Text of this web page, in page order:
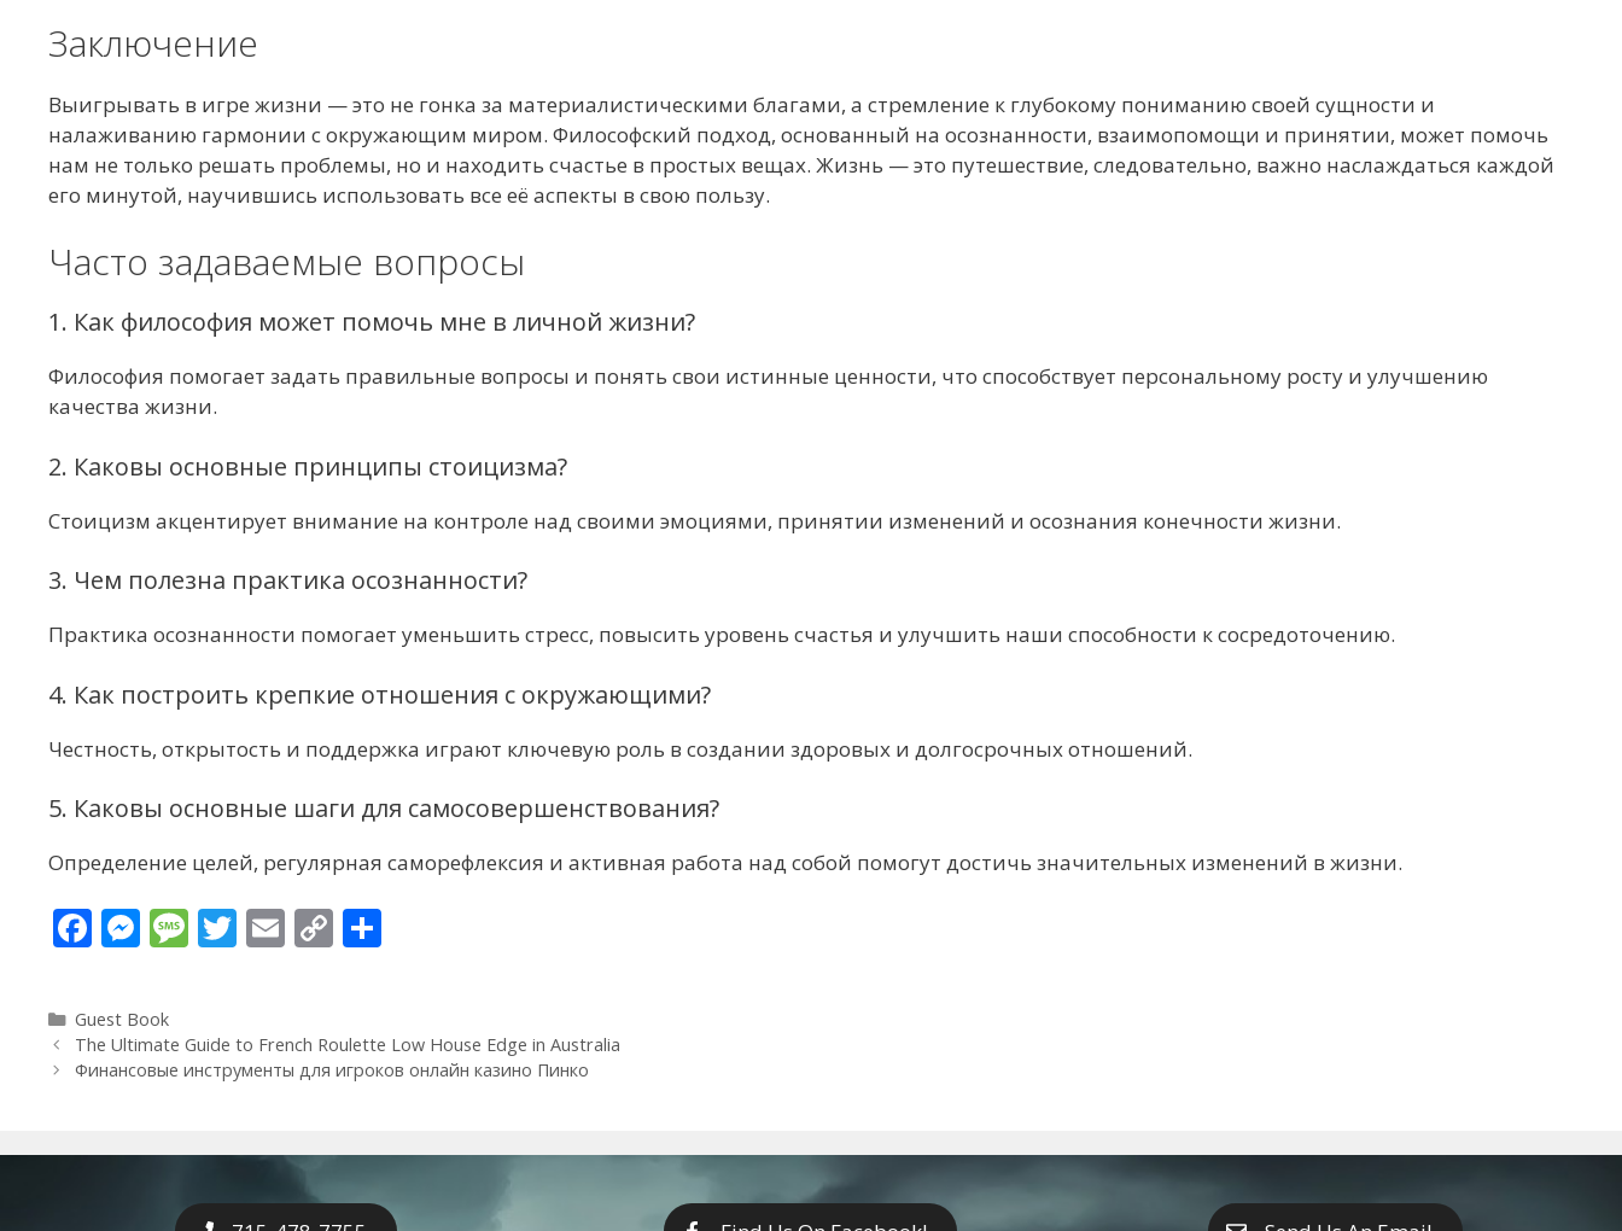
Заключение
Выигрывать в игре жизни — это не гонка за материалистическими благами, а стремление к глубокому пониманию своей сущности и
налаживанию гармонии с окружающим миром. Философский подход, основанный на осознанности, взаимопомощи и принятии, может помочь
нам не только решать проблемы, но и находить счастье в простых вещах. Жизнь — это путешествие, следовательно, важно наслаждаться каждой
его минутой, научившись использовать все её аспекты в свою пользу.
Часто задаваемые вопросы
1. Как философия может помочь мне в личной жизни?
Философия помогает задать правильные вопросы и понять свои истинные ценности, что способствует персональному росту и улучшению
качества жизни.
2. Каковы основные принципы стоицизма?
Стоицизм акцентирует внимание на контроле над своими эмоциями, принятии изменений и осознания конечности жизни.
3. Чем полезна практика осознанности?
Практика осознанности помогает уменьшить стресс, повысить уровень счастья и улучшить наши способности к сосредоточению.
4. Как построить крепкие отношения с окружающими?
Честность, открытость и поддержка играют ключевую роль в создании здоровых и долгосрочных отношений.
5. Каковы основные шаги для самосовершенствования?
Определение целей, регулярная саморефлексия и активная работа над собой помогут достичь значительных изменений в жизни.
F
e
b
o
k
M
ss
e
n
er
M
a
g
T
er
E
l
C
y
Li
k
e
Categories
Guest Book
The Ultimate Guide to French Roulette Low House Edge in Australia
Финансовые инструменты для игроков онлайн казино Пинко